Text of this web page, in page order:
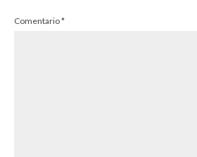
Comentario*